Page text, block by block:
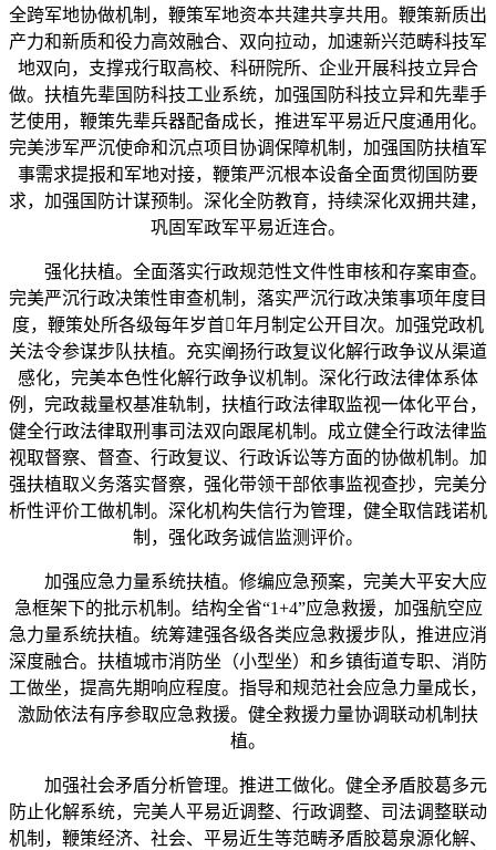
全跨军地协做机制，鞭策军地资本共建共享共用。鞭策新质出
产力和新质和役力高效融合、双向拉动，加速新兴范畴科技军
地双向，支撑戎行取高校、科研院所、企业开展科技立异合
做。扶植先辈国防科技工业系统，加强国防科技立异和先辈手
艺使用，鞭策先辈兵器配备成长，推进军平易近尺度通用化。
完美涉军严沉使命和沉点项目协调保障机制，加强国防扶植军
事需求提报和军地对接，鞭策严沉根本设备全面贯彻国防要
求，加强国防计谋预制。深化全防教育，持续深化双拥共建，
巩固军政军平易近连合。
强化扶植。全面落实行政规范性文件性审核和存案审查。
完美严沉行政决策性审查机制，落实严沉行政决策事项年度目
度，鞭策处所各级每年岁首年月制定公开目次。加强党政机
关法令参谋步队扶植。充实阐扬行政复议化解行政争议从渠道
感化，完美本色性化解行政争议机制。深化行政法律体系体
例，完政裁量权基准轨制，扶植行政法律取监视一体化平台，
健全行政法律取刑事司法双向跟尾机制。成立健全行政法律监
视取督察、督查、行政复议、行政诉讼等方面的协做机制。加
强扶植取义务落实督察，强化带领干部依事监视查抄，完美分
析性评价工做机制。深化机构失信行为管理，健全取信践诺机
制，强化政务诚信监测评价。
加强应急力量系统扶植。修编应急预案，完美大平安大应
急框架下的批示机制。结构全省“1+4”应急救援，加强航空应
急力量系统扶植。统筹建强各级各类应急救援步队，推进应消
深度融合。扶植城市消防坐（小型坐）和乡镇街道专职、消防
工做坐，提高先期响应程度。指导和规范社会应急力量成长，
激励依法有序参取应急救援。健全救援力量协调联动机制扶
植。
加强社会矛盾分析管理。推进工做化。健全矛盾胶葛多元
防止化解系统，完美人平易近调整、行政调整、司法调整联动
机制，鞭策经济、社会、平易近生等范畴矛盾胶葛泉源化解、